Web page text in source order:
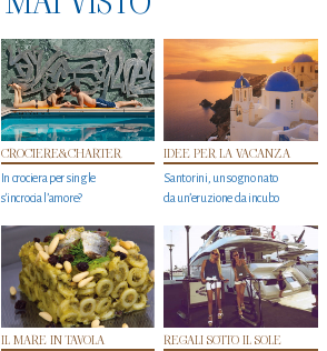
CROCIERE&CHARTER
In crociera per single
s'incrocia l’amore?
IDEE PER LA VACANZA
Santorini, un sogno nato
da un’eruzione da incubo
IL MARE IN TAVOLA REGALI SOTTO IL SOLE